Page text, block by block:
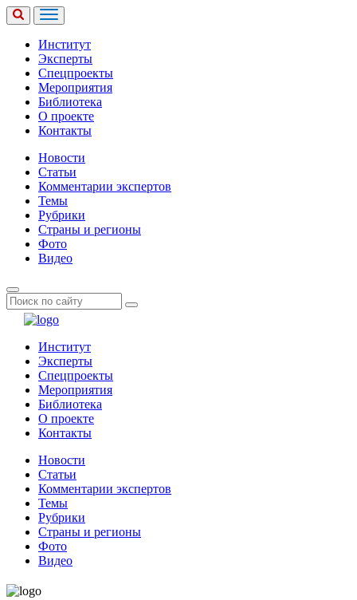
Институт
Эксперты
Спецпроекты
Мероприятия
Библиотека
О проекте
Контакты
Новости
Статьи
Комментарии экспертов
Темы
Рубрики
Страны и регионы
Фото
Видео
Институт
Эксперты
Спецпроекты
Мероприятия
Библиотека
О проекте
Контакты
Новости
Статьи
Комментарии экспертов
Темы
Рубрики
Страны и регионы
Фото
Видео